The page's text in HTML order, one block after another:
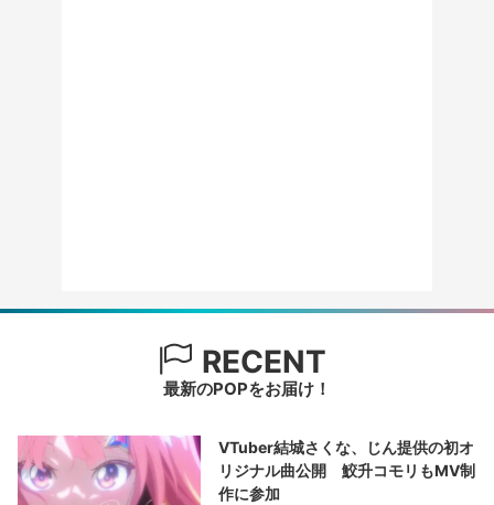
RECENT
最新のPOPをお届け！
VTuber結城さくな、じん提供の初オ
リジナル曲公開 鮫升コモリもMV制
作に参加